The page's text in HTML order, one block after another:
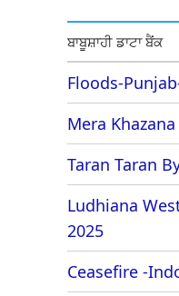
ਬਾਬੂਸ਼ਾਹੀ ਡਾਟਾ ਬੈਂਕ
Floods-
Mera Khazana
Taran Taran
Ludhiana
2025
Ceasefire -